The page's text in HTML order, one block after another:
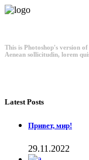
This is Photoshop's version
Aenean sollicitudin, lorem
Latest Posts
Привет, мир!
29.11.2022